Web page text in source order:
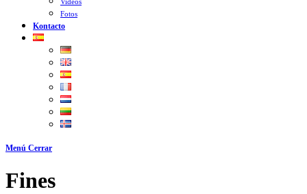
Fotos
Kontacto
Menú Cerrar
Fines